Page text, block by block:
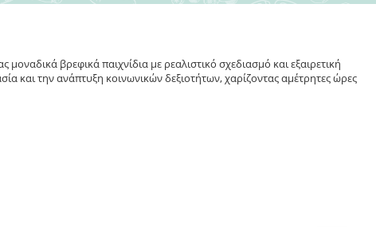
βρεφικά παιχνίδια με ρεαλιστικό σχεδιασμό και εξαιρετική
και την ανάπτυξη κοινωνικών δεξιοτήτων, χαρίζοντας αμέτρητες ώρες